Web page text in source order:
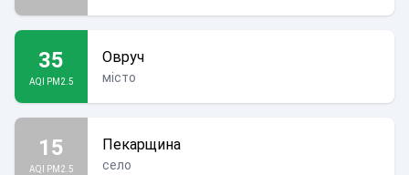
35
AQI PM2.5
Овруч
місто
15
AQI PM2.5
Пекарщина
село